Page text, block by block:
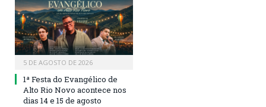
5 DE AGOSTO DE 2026
1ª Festa do Evangélico de
Alto Rio Novo acontece nos
dias 14 e 15 de agosto